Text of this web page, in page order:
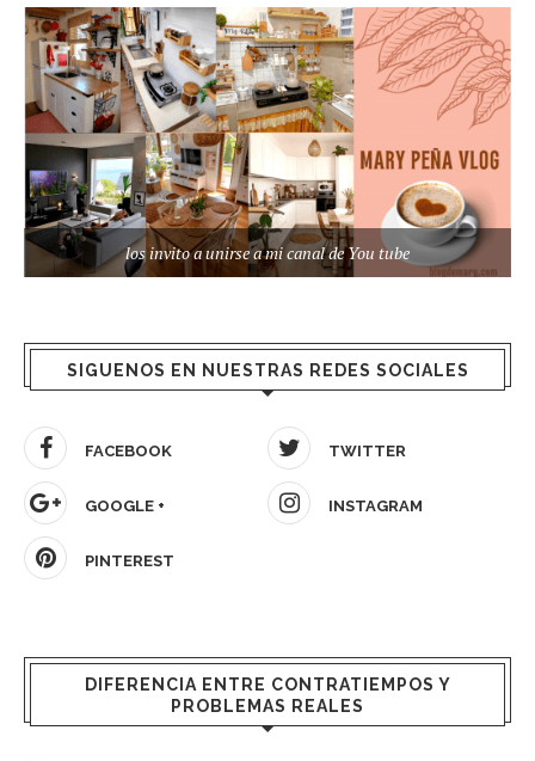
los invito a unirse a mi canal de You tube
SIGUENOS EN NUESTRAS REDES SOCIALES
FACEBOOK TWITTER
GOOGLE + INSTAGRAM
PINTEREST
DIFERENCIA ENTRE CONTRATIEMPOS Y
PROBLEMAS REALES